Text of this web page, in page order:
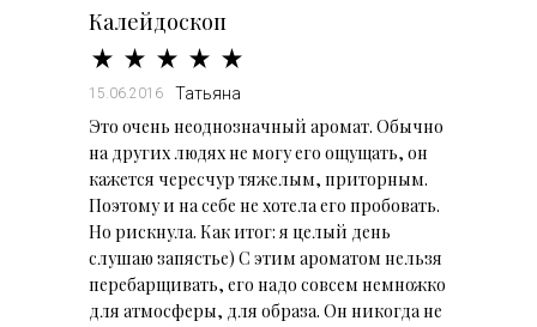
Калейдоскоп
15.06.2016 Татьяна
Это очень неоднозначный аромат. Обычно
на других людях не могу его ощущать, он
кажется чересчур тяжелым, приторным.
Поэтому и на себе не хотела его пробовать.
Но рискнула. Как итог: я целый день
слушаю запястье) С этим ароматом нельзя
перебарщивать, его надо совсем немножко
для атмосферы, для образа. Он никогда не